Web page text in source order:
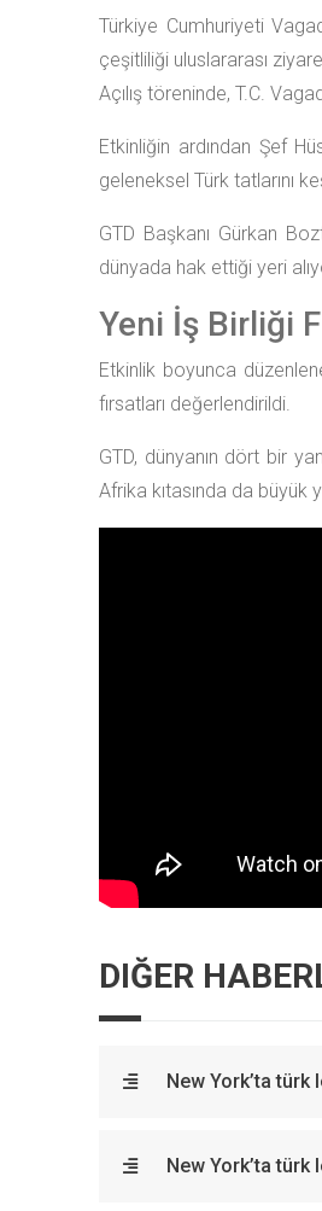
Türkiye Cumhuriyeti
çeşitliliği uluslararası
Açılış töreninde, T.C.
Etkinliğin ardından Şef
geleneksel Türk tatlarını
GTD Başkanı Gürkan
dünyada hak ettiği yeri
Yeni İş Birliği
Etkinlik boyunca
fırsatları değerlendirildi.
GTD, dünyanın dört bir
Afrika kıtasında da büyük
DIĞER
New York’ta
New York’ta